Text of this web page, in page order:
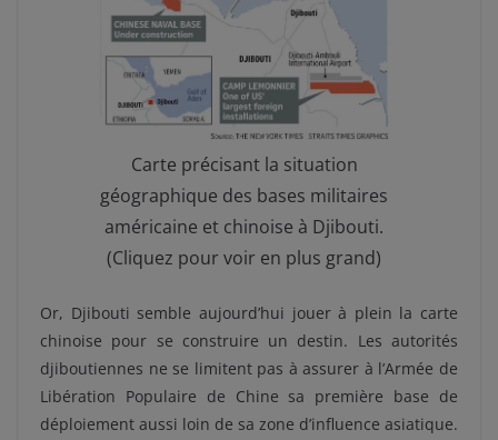
Carte précisant la situation
géographique des bases militaires
américaine et chinoise à Djibouti.
(Cliquez pour voir en plus grand)
Or, Djibouti semble aujourd’hui jouer à plein la carte
chinoise pour se construire un destin. Les autorités
djiboutiennes ne se limitent pas à assurer à l’Armée de
Libération Populaire de Chine sa première base de
déploiement aussi loin de sa zone d’influence asiatique.